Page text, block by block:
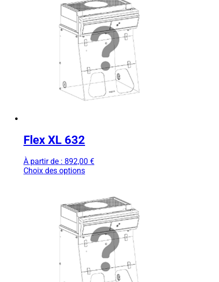
Flex XL 632
À partir de : 892,00 €
Choix des options